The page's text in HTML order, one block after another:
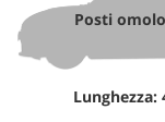
Posti
Lunghezza: